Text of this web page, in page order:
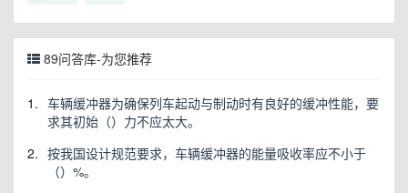
89问答库-为您推荐
1. 车辆缓冲器为确保列车起动与制动时有良好的缓冲性能，要
求其初始（）力不应太大。
2. 按我国设计规范要求，车辆缓冲器的能量吸收率应不小于
（）%。